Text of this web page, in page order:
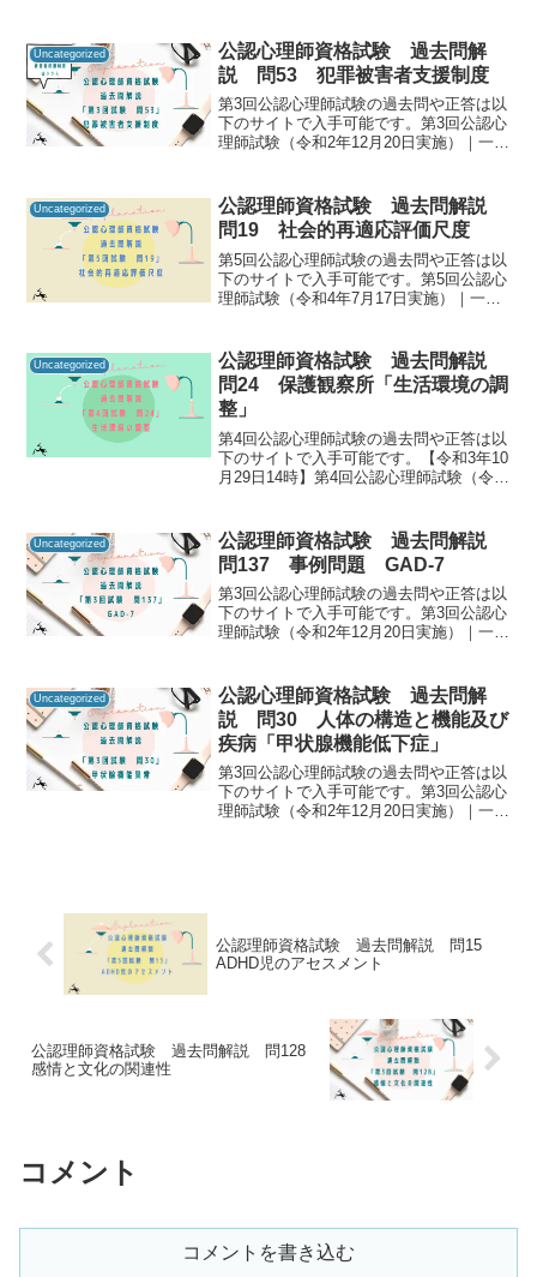
ることで「自分に必要な知識は何か」を
知るための手がか...
Uncategorized
公認心理師資格試験 過去問解
説 問53 犯罪被害者支援制度
第3回公認心理師試験の過去問や正答は以
下のサイトで入手可能です。第3回公認心
理師試験（令和2年12月20日実施）｜一般
ることで「自分に必要な知識は何か」を
知るための手が...
Uncategorized
公認理師資格試験 過去問解説
問19 社会的再適応評価尺度
第5回公認心理師試験の過去問や正答は以
下のサイトで入手可能です。第5回公認心
理師試験（令和4年7月17日実施）｜一般
ることで「自分に必要な知識は何か」を
知るための手がか...
Uncategorized
公認理師資格試験 過去問解説
問24 保護観察所「生活環境の調
整」
第4回公認心理師試験の過去問や正答は以
下のサイトで入手可能です。【令和3年10
月29日14時】第4回公認心理師試験（令和
ンター 公認心理試験公認心理師資格試験
の過去...
Uncategorized
公認理師資格試験 過去問解説
問137 事例問題 GAD-7
第3回公認心理師試験の過去問や正答は以
下のサイトで入手可能です。第3回公認心
理師試験（令和2年12月20日実施）｜一般
ることで「自分に必要な知識は何か」を
知るための手が...
Uncategorized
公認心理師資格試験 過去問解
説 問30 人体の構造と機能及び
疾病「甲状腺機能低下症」
第3回公認心理師試験の過去問や正答は以
下のサイトで入手可能です。第3回公認心
理師試験（令和2年12月20日実施）｜一般
公認理師資格試験 過去問解説 問15
ADHD児のアセスメント
公認理師資格試験 過去問解説 問128
感情と文化の関連性
コメント
コメントを書き込む